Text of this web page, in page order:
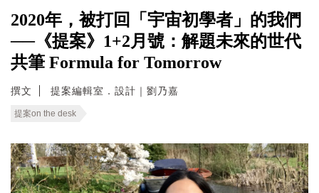
2020年，被打回「宇宙初學者」的我們
──《提案》1+2月號：解題未來的世代
共筆 Formula for Tomorrow
撰文 提案編輯室．設計｜劉乃嘉
提案on the desk